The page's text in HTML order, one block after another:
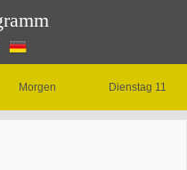
Morgen Dienstag 11